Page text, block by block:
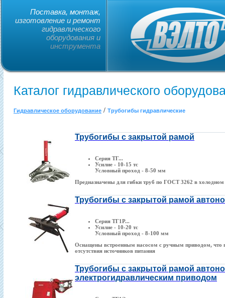
Поставка, монтаж,
изготовление и ремонт
гидравлического
оборудования и
инструмента
Каталог гидравлического
Гидравлическое оборудование / Трубогибы гидравлические
Трубогибы с закрытой рамой
Серия ТГ...
Усилие - 10-15 тс
Условный проход - 8-50 мм
Предназначены для гибки труб по ГОСТ 3262 в холодном
Трубогибы с закрытой рамой
Серия ТГ1Р...
Усилие - 10-20 тс
Условный проход - 8-100 мм
Оснащены встроенным насосом с ручным приводом, что
отсутствия источников питания
Трубогибы с закрытой рамой
электрогидравлическим приводом